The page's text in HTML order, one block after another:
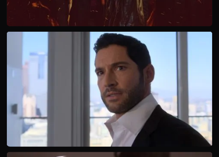
В сериале Люцифер 5 сезон ждут взлеты и падения,
переживания, слезы и радостные моменты, рост над
собой. Откроются новые тайны и самые потаенные
страхи, но со всем этим можно справиться.